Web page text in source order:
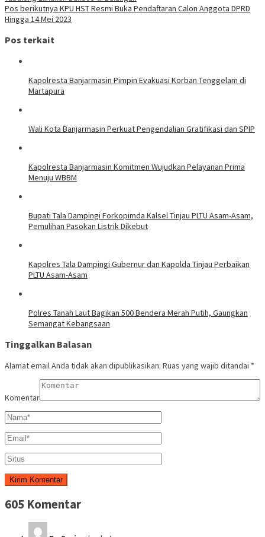
pos
Pos berikutnya KPU HST Resmi Buka Pendaftaran Calon Anggota DPRD
Hingga 14 Mei 2023
Pos terkait
Kapolresta Banjarmasin Pimpin Evakuasi Korban Tenggelam di
Martapura
Wali Kota Banjarmasin Perkuat Pengendalian Gratifikasi dan SPIP
Kapolresta Banjarmasin Komitmen Wujudkan Pelayanan Prima
Menuju WBBM
Bupati Tala Dampingi Forkopimda Kalsel Tinjau PLTU Asam-Asam,
Pemulihan Pasokan Listrik Dikebut
Kapolres Tala Dampingi Gubernur dan Kapolda Tinjau Perbaikan
PLTU Asam-Asam
Polres Tanah Laut Bagikan 500 Bendera Merah Putih, Gaungkan
Semangat Kebangsaan
Tinggalkan Balasan
Alamat email Anda tidak akan dipublikasikan. Ruas yang wajib ditandai *
Komentar
605 Komentar